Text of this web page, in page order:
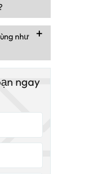
như
ngay